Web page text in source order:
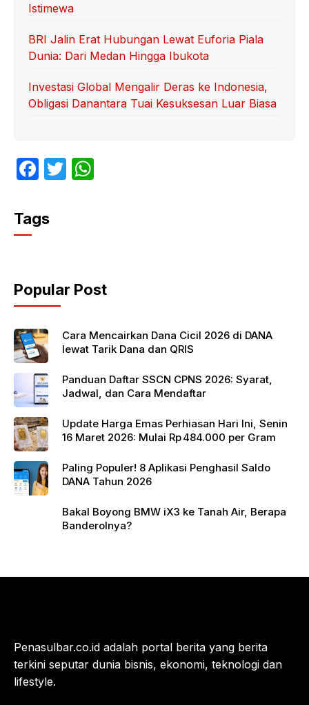
Istimewa
BRI Jalin Erat Hubungan Lewat Euforia Piala
Dunia: Dari Medan Hingga Ibukota
Investasi Global Mengalir Deras ke Indonesia,
Obligasi Danantara Tuai Kesuksesan Luar Biasa
F
c
e
o
o
k
T
p
p
Tags
Popular Post
Cara Mencairkan Dana Cicil 2026 di DANA
lewat Tarik Dana dan QRIS
Panduan Daftar SSCN CPNS 2026: Syarat,
Jadwal, dan Cara Mendaftar
Update Harga Emas Perhiasan Hari Ini, Senin
16 Maret 2026: Mulai Rp 484.000 per Gram
Paling Populer! 8 Aplikasi Penghasil Saldo
DANA Tahun 2026
Bakal Boyong BMW iX3 ke Tanah Air, Berapa
Banderolnya?
Penasulbar.co.id adalah portal berita yang berita
terkini seputar dunia bisnis, ekonomi, teknologi dan
lifestyle.